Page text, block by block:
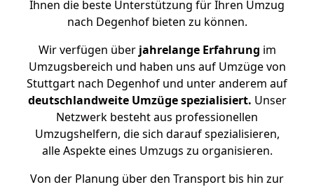
Ihnen die beste Unterstützung für Ihren Umzug
nach Degenhof bieten zu können.
Wir verfügen überjahrelange Erfahrung im
Umzugsbereich und haben uns auf Umzüge von
Stuttgart nach Degenhof und unter anderem auf
deutschlandweite Umzüge spezialisiert. Unser
Netzwerk besteht aus professionellen
Umzugshelfern, die sich darauf spezialisieren,
alle Aspekte eines Umzugs zu organisieren.
Von der Planung über den Transport bis hin zur